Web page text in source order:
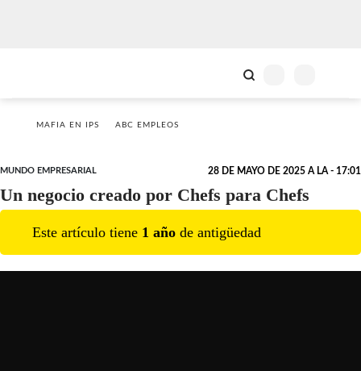
MAFIA EN IPS ABC EMPLEOS
MUNDO EMPRESARIAL 28 DE MAYO DE 2025 A LA - 17:01
Un negocio creado por Chefs para Chefs
Este artículo tiene 1 año de antigüedad